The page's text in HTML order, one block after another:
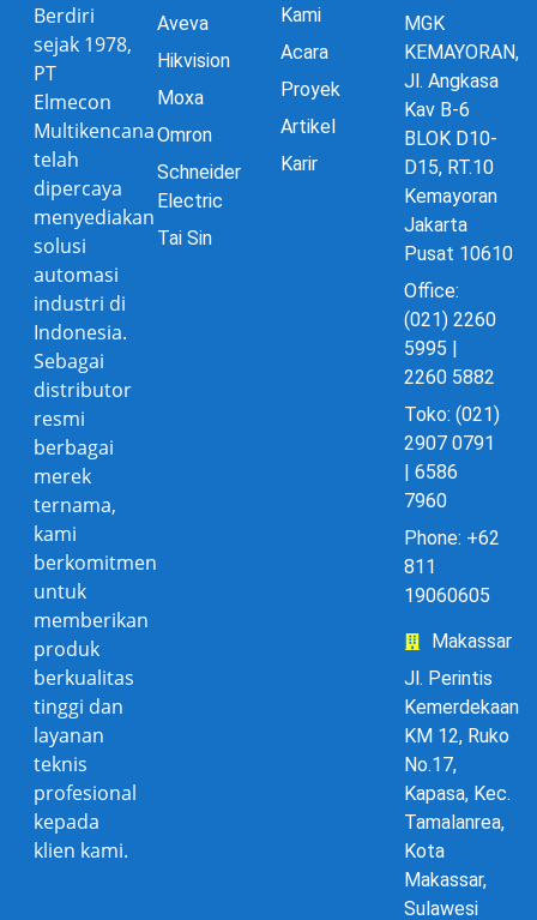
Berdiri
sejak 1978,
PT
Elmecon
Multikencana
telah
dipercaya
menyediakan
solusi
automasi
industri di
Indonesia.
Sebagai
distributor
resmi
berbagai
merek
ternama,
kami
berkomitmen
untuk
memberikan
produk
berkualitas
tinggi dan
layanan
teknis
profesional
kepada
klien kami.
Aveva
Hikvision
Moxa
Omron
Schneider
Electric
Tai Sin
Kami
Acara
Proyek
Artikel
Karir
MGK
KEMAYORAN,
Jl. Angkasa
Kav B-6
BLOK D10-
D15, RT.10
Kemayoran
Jakarta
Pusat 10610
Office:
(021) 2260
5995 |
2260 5882
Toko: (021)
2907 0791
| 6586
7960
Phone: +62
811
19060605
Makassar
Jl. Perintis
Kemerdekaan
KM 12, Ruko
No.17,
Kapasa, Kec.
Tamalanrea,
Kota
Makassar,
Sulawesi